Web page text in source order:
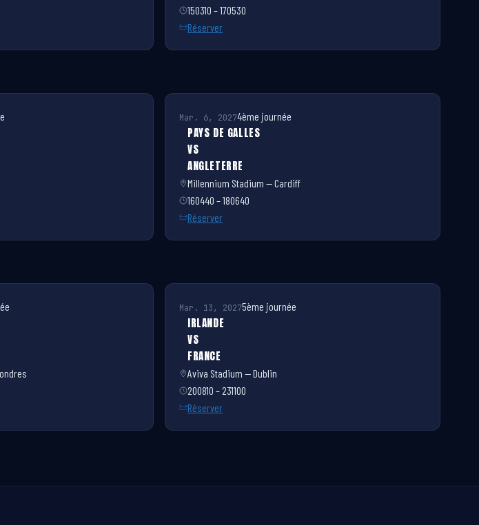
150310 – 170530
Réserver
Mar. 6, 20274ème journée
PAYS DE GALLES
VS
ANGLETERRE
Millennium Stadium — Cardiff
160440 – 180640
Réserver
Mar. 13, 20275ème journée
IRLANDE
VS
FRANCE
Aviva Stadium — Dublin
200810 – 231100
Réserver